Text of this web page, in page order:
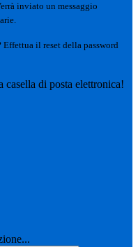
inviato un messaggio
Effettua il reset della password
di posta elettronica!